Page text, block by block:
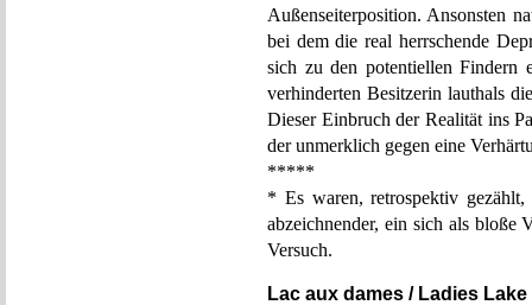
Außenseiterposition. Ansonsten
bei dem die real herrschende
sich zu den potentiellen Findern
verhinderten Besitzerin lauthals
Dieser Einbruch der Realität ins
der unmerklich gegen eine
*****
* Es waren, retrospektiv
abzeichnender, ein sich als bloße
Versuch.
Lac aux dames / Ladies Lake